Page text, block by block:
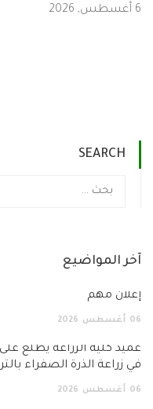
SEARCH
المواضيع
مهم
أغسطس 2026
كلية الزراعة يطّلع على
زراعة الذرة الصفراء بالترب
أغسطس 2026